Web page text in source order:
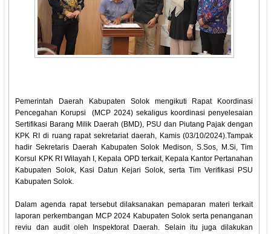
Pemerintah Daerah Kabupaten Solok mengikuti Rapat Koordinasi
Pencegahan Korupsi (MCP 2024) sekaligus koordinasi penyelesaian
Sertifikasi Barang Milik Daerah (BMD), PSU dan Piutang Pajak dengan
KPK RI di ruang rapat sekretariat daerah, Kamis (03/10/2024).Tampak
hadir Sekretaris Daerah Kabupaten Solok Medison, S.Sos, M.Si, Tim
Korsul KPK RI Wilayah I, Kepala OPD terkait, Kepala Kantor Pertanahan
Kabupaten Solok, Kasi Datun Kejari Solok, serta Tim Verifikasi PSU
Kabupaten Solok.
Dalam agenda rapat tersebut dilaksanakan pemaparan materi terkait
laporan perkembangan MCP 2024 Kabupaten Solok serta penanganan
reviu dan audit oleh Inspektorat Daerah. Selain itu juga dilakukan